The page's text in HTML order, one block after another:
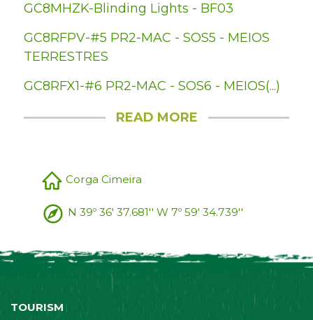
GC8MHZK-Blinding Lights - BF03
GC8RFPV-#5 PR2-MAC - SOS5 - MEIOS
TERRESTRES
GC8RFX1-#6 PR2-MAC - SOS6 - MEIOS(...)
READ MORE
Corga Cimeira
N 39º 36' 37.681'' W 7º 59' 34.739''
TOURISM